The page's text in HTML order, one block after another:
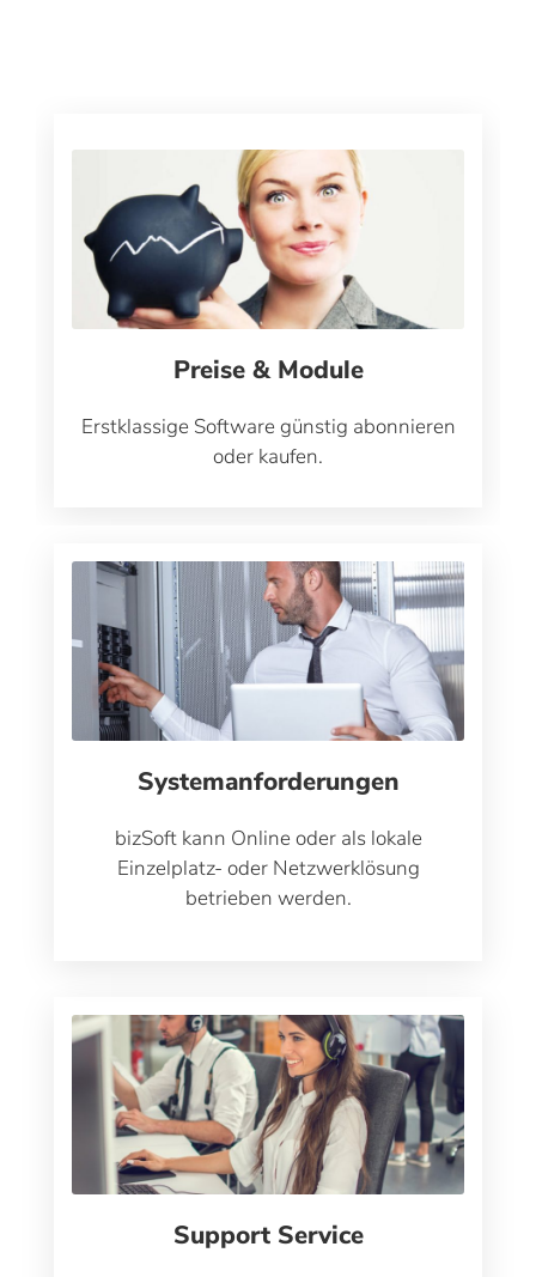
Preise & Module
Erstklassige Software günstig abonnieren
oder kaufen.
Systemanforderungen
bizSoft kann Online oder als lokale
Einzelplatz- oder Netzwerklösung
betrieben werden.
Support Service